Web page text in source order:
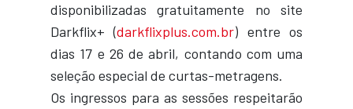
disponibilizadas gratuitamente no site
Darkflix+ (darkflixplus.com.br) entre os
dias 17 e 26 de abril, contando com uma
seleção especial de curtas-metragens.
Os ingressos para as sessões respeitarão